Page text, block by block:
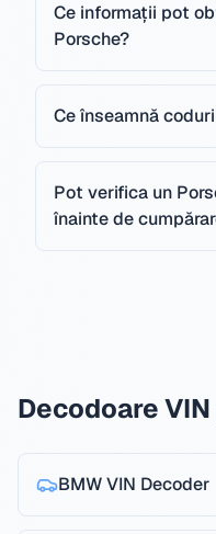
Ce informații pot
Porsche?
Ce înseamnă
Pot verifica un
înainte de
Decodoare
BMWVIN Decoder